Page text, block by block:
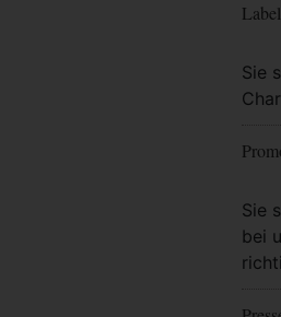
Sie
Mehr
Sie
bei
Mehr